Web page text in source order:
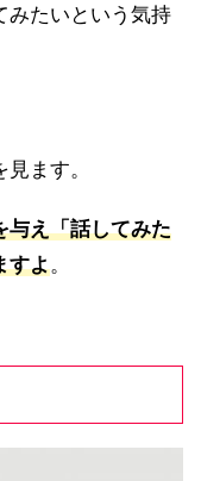
みたいという気持
ます。
与え「話してみた
すよ。